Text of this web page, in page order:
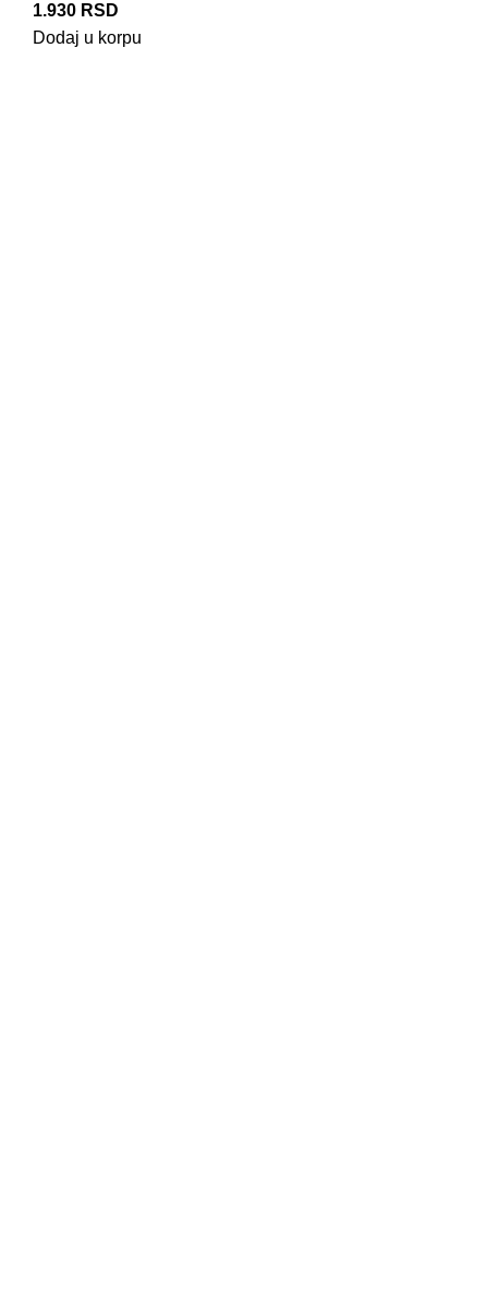
1.930 RSD
Dodaj u korpu